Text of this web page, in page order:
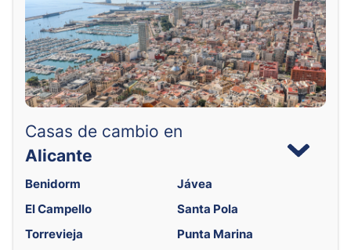
Casas de cambio en
Alicante
Benidorm
Jávea
El Campello
Santa Pola
Torrevieja
Punta Marina